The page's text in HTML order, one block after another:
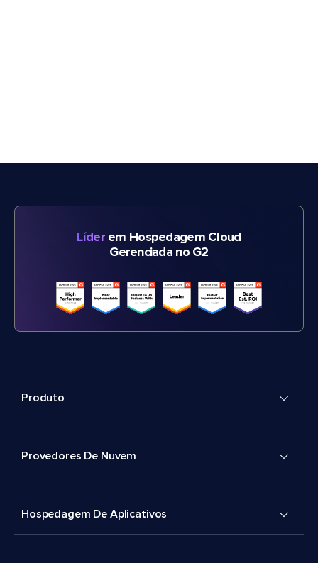
Líderem Hospedagem Cloud
Gerenciada no G2
Produto
Provedores De Nuvem
Hospedagem De Aplicativos